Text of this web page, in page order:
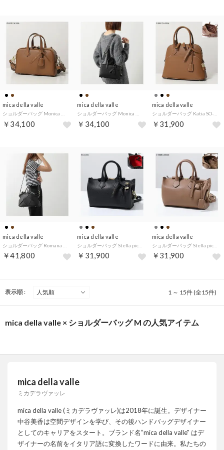
mica della valle
￥34,100
mica della valle
￥34,100
mica della valle
ショルダーバッグ Katia SO-0079S （DEEPCAMEL/キャメル）
￥31,900
mica della valle
￥41,800
mica della valle
￥31,900
mica della valle
ショルダーバッグ Stella piccola SO-0093S （CINNAMON/ブラウン）
￥31,900
表示順 : 1 ～ 15件 (全15件)
mica della valle × ショルダーバッグ M の人気アイテム
mica della valle
ミカデラヴァッレ
mica della valle (ミカデラヴァッレ)は2018年に誕生。デザイナー
中谷美香は空間デザインを学び、その後ハンドバッグデザイナー
としてのキャリアをスタート。ブランド名”mica della valle" はデ
ザイナーの名前をイタリア語に変換したワードに由来。私たちの